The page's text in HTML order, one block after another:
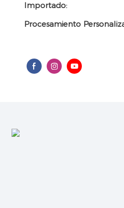
Importado:
Procesamiento